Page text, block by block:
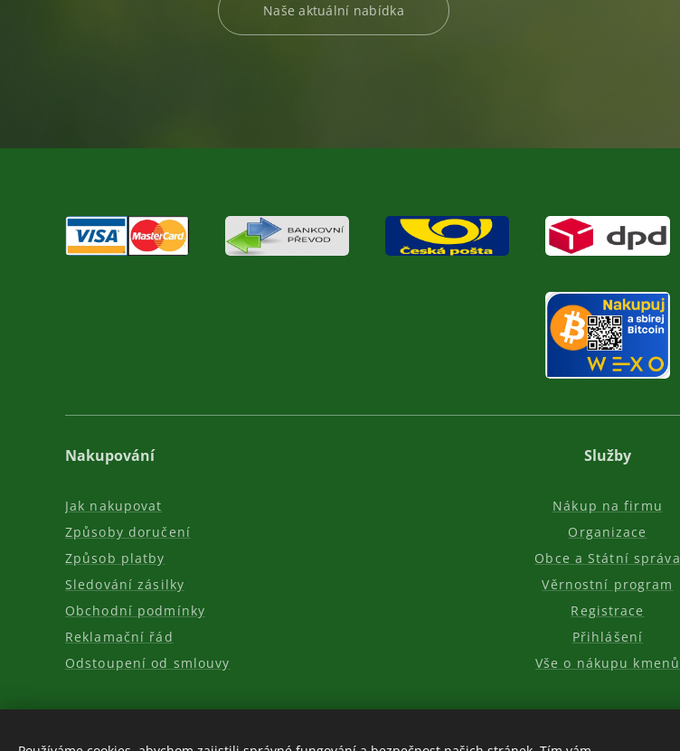
Naše aktuální nabídka
Nakupování
Jak nakupovat
Způsoby doručení
Způsob platby
Sledování zásilky
Obchodní podmínky
Reklamační řád
Odstoupení od smlouvy
Služby
Nákup na firmu
Organizace
Obce a Státní správa
Věrnostní program
Registrace
Přihlášení
Vše o nákupu kmenů